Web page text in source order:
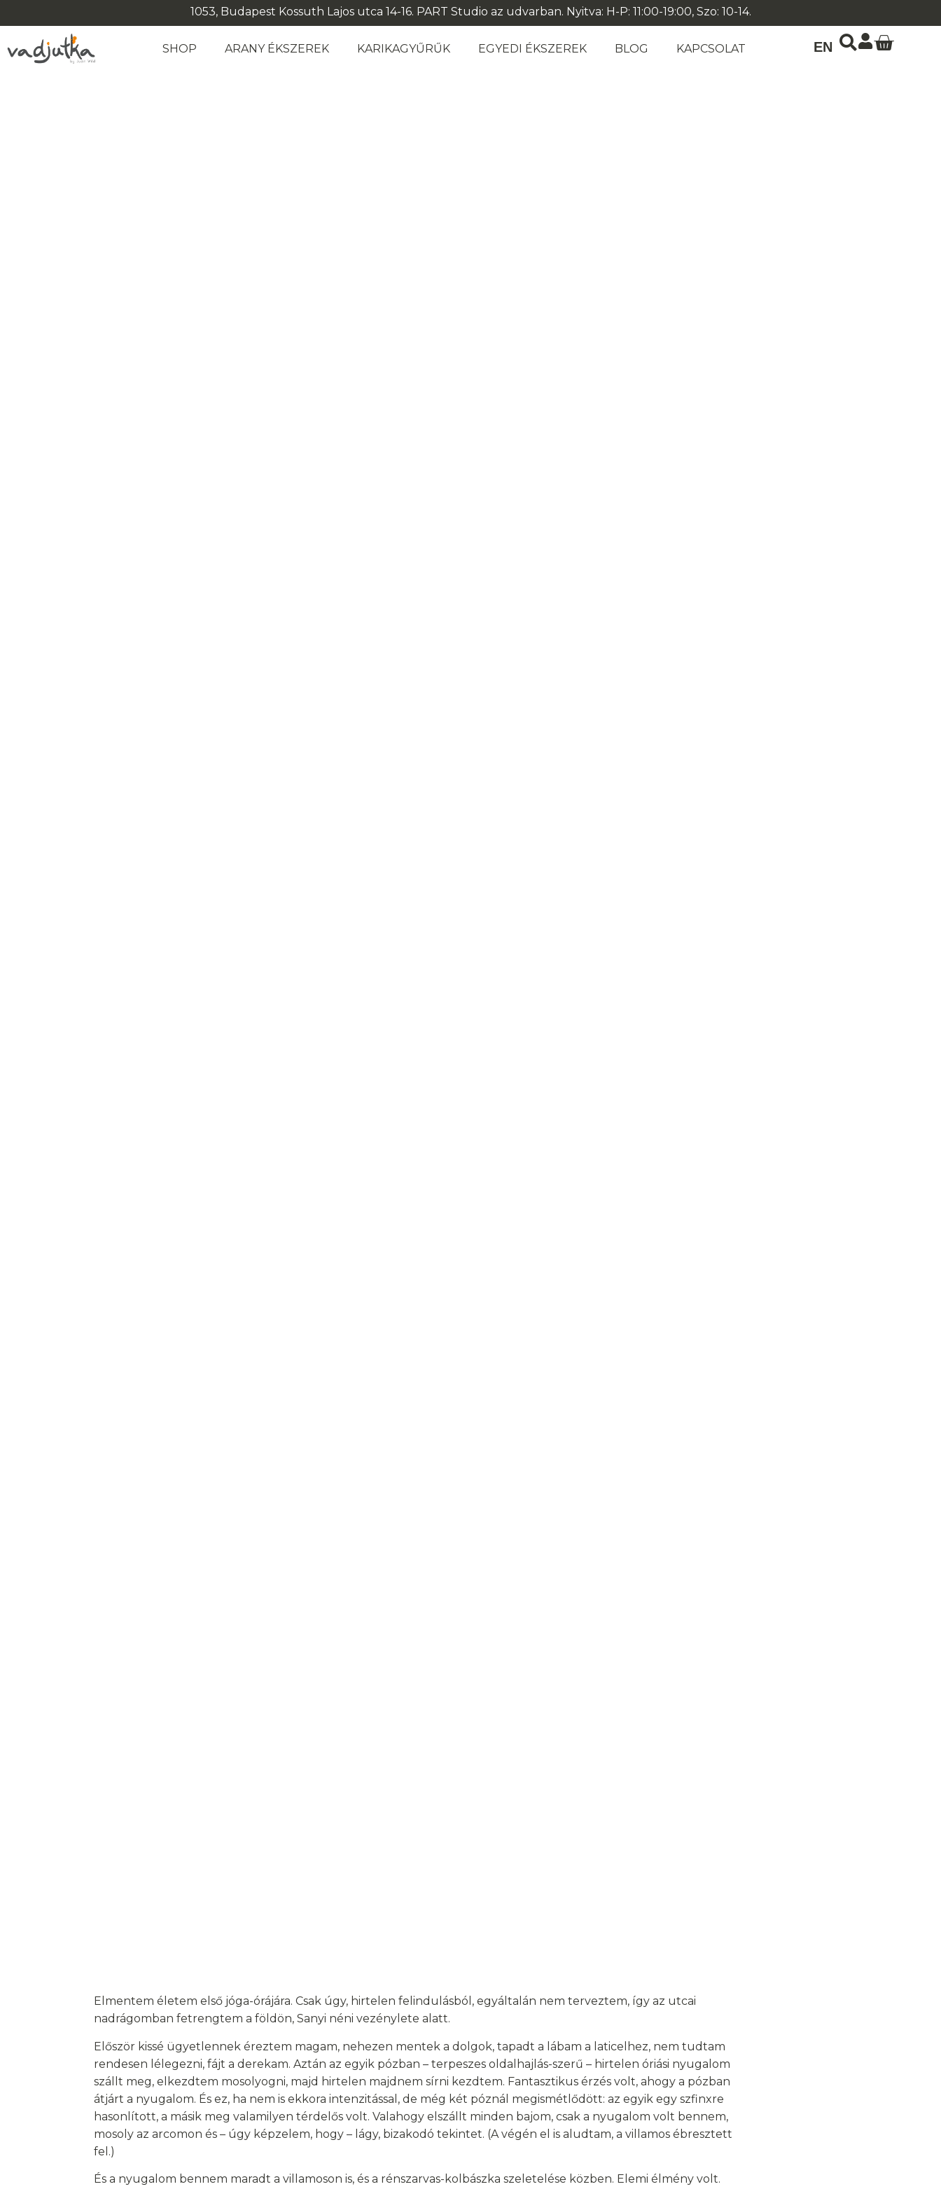
1053, Budapest Kossuth Lajos utca 14-16. PART Studio az udvarban. Nyitva: H-P: 11:00-19:00, Szo: 10-14.
SHOP ARANY ÉKSZEREK KARIKAGYŰRŰK EGYEDI ÉKSZEREK BLOG KAPCSOLAT EN
Elmentem életem első jóga-órájára. Csak úgy, hirtelen felindulásból, egyáltalán nem terveztem, így az utcai
nadrágomban fetrengtem a földön, Sanyi néni vezénylete alatt.
Először kissé ügyetlennek éreztem magam, nehezen mentek a dolgok, tapadt a lábam a laticelhez, nem tudtam
rendesen lélegezni, fájt a derekam. Aztán az egyik pózban – terpeszes oldalhajlás-szerű – hirtelen óriási nyugalom
szállt meg, elkezdtem mosolyogni, majd hirtelen majdnem sírni kezdtem. Fantasztikus érzés volt, ahogy a pózban
átjárt a nyugalom. És ez, ha nem is ekkora intenzitással, de még két póznál megismétlődött: az egyik egy szfinxre
hasonlított, a másik meg valamilyen térdelős volt. Valahogy elszállt minden bajom, csak a nyugalom volt bennem,
mosoly az arcomon és – úgy képzelem, hogy – lágy, bizakodó tekintet. (A végén el is aludtam, a villamos ébresztett
fel.)
És a nyugalom bennem maradt a villamoson is, és a rénszarvas-kolbászka szeletelése közben. Elemi élmény volt.